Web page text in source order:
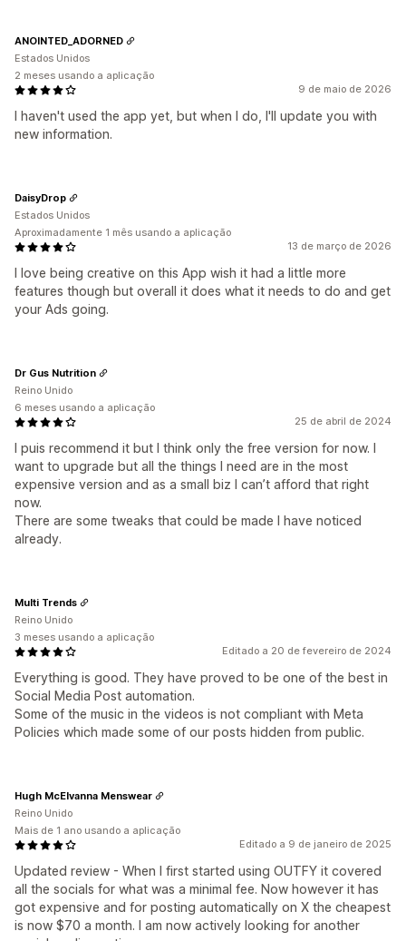
9 de maio de 2026
I haven't used the app yet, but when I do, I'll update you with
new information.
ANOINTED_ADORNED
Estados Unidos
2 meses usando a aplicação
13 de março de 2026
I love being creative on this App wish it had a little more
features though but overall it does what it needs to do and get
your Ads going.
DaisyDrop
Estados Unidos
Aproximadamente 1 mês usando a aplicação
25 de abril de 2024
I puis recommend it but I think only the free version for now. I
want to upgrade but all the things I need are in the most
expensive version and as a small biz I can’t afford that right
now.
There are some tweaks that could be made I have noticed
already.
Dr Gus Nutrition
Reino Unido
6 meses usando a aplicação
Editado a 20 de fevereiro de 2024
Everything is good. They have proved to be one of the best in
Social Media Post automation.
Some of the music in the videos is not compliant with Meta
Policies which made some of our posts hidden from public.
Multi Trends
Reino Unido
3 meses usando a aplicação
Editado a 9 de janeiro de 2025
Updated review - When I first started using OUTFY it covered
all the socials for what was a minimal fee. Now however it has
got expensive and for posting automatically on X the cheapest
is now $70 a month. I am now actively looking for another
Hugh McElvanna Menswear
Reino Unido
Mais de 1 ano usando a aplicação